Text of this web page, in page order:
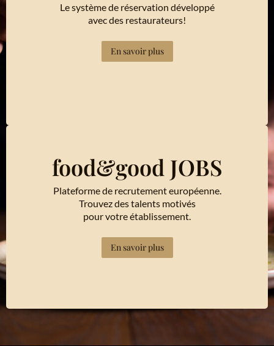
Le système de réservation développé
avec des restaurateurs!
En savoir plus
food&good JOBS
Plateforme de recrutement européenne.
Trouvez des talents motivés
pour votre établissement.
En savoir plus